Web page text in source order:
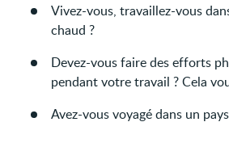
Vivez-vous, travaillez-vous
chaud ?
Devez-vous faire des efforts
pendant votre travail ? Cela
Avez-vous voyagé dans un